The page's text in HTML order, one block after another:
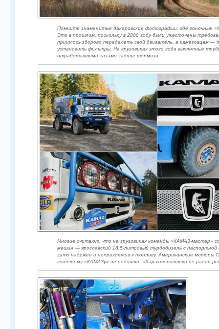
Помните знаменитые дакаровские фотографии, где гоночные
Это в прошлом, поскольку в 2008 году были ужесточены
пришлось здорово переделать свой двигатель, а камазовцам
установить фильтры. На грузовиках этого года выхлопные
отработавшими газами задние тормоза
Многие считают, что на грузовиках команды «КАМАЗ-мастер»
машин — ярославский 18,5-литровый турбодизель с
зато надежен и неприхотлив к топливу. Американские моторы
гоночному «КАМАЗу» не подошли: «Характеристики не ралли-